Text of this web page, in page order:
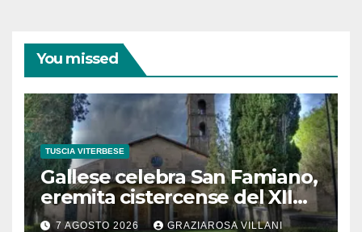
You missed
TUSCIA VITERBESE
Gallese celebra San Famiano,
eremita cistercense del XII
secolo
7 AGOSTO 2026 GRAZIAROSA VILLANI